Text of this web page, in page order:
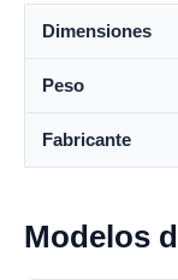
Dimensiones
Peso
Fabricante
Modelos